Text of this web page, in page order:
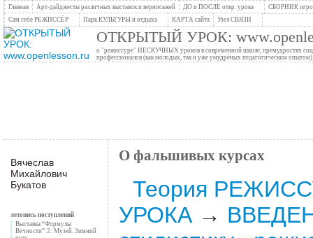
Главная Арт-дайджесты различных выставок и вернисажей ДО и ПОСЛЕ откр. урока
СБОРНИК
Сам себе РЕЖИССЁР
Парк КУЛЬТУРЫ и отдыха КАРТА сайта Узел СВЯЗИ
ОТКРЫТЫЙ УРОК:
о "режиссуре" НЕСКУЧНЫХ уроков в современной школе, премудростях
профессионалов (как молодых, так и уже умудрёных педагогическим опытом)
Вячеслав
Михайлович
Букатов
летопись поступлений
Выставка “Формулы
Вечности”:2: Музей. Зимний
О фальшивых курсах
Теория
УРОКА→